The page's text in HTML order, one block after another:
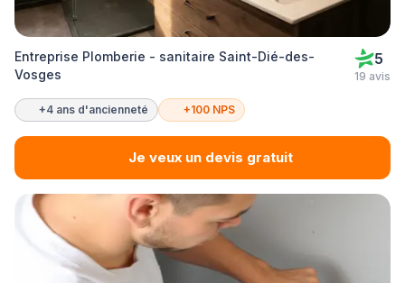
Entreprise Plomberie - sanitaire Saint-Dié-des-
Vosges
5
19 avis
+4 ans d'ancienneté +100 NPS
Je veux un devis gratuit